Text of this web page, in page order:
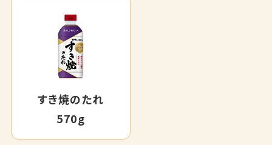
すき焼のたれ
570g